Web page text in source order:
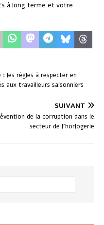
à long terme et votre
les règles à respecter en
aux travailleurs saisonniers
SUIVANT
de la corruption dans le
secteur de l’horlogerie